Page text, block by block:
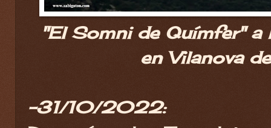
"El Somni de Químfer" a
en Vilanova
-31/10/2022: